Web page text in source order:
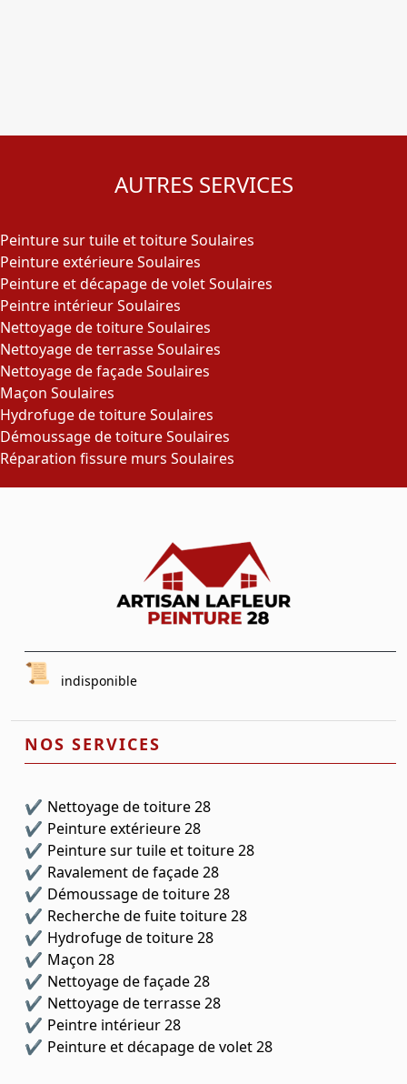
AUTRES SERVICES
Peinture sur tuile et toiture Soulaires
Peinture extérieure Soulaires
Peinture et décapage de volet Soulaires
Peintre intérieur Soulaires
Nettoyage de toiture Soulaires
Nettoyage de terrasse Soulaires
Nettoyage de façade Soulaires
Maçon Soulaires
Hydrofuge de toiture Soulaires
Démoussage de toiture Soulaires
Réparation fissure murs Soulaires
indisponible
NOS SERVICES
Nettoyage de toiture 28
Peinture extérieure 28
Peinture sur tuile et toiture 28
Ravalement de façade 28
Démoussage de toiture 28
Recherche de fuite toiture 28
Hydrofuge de toiture 28
Maçon 28
Nettoyage de façade 28
Nettoyage de terrasse 28
Peintre intérieur 28
Peinture et décapage de volet 28